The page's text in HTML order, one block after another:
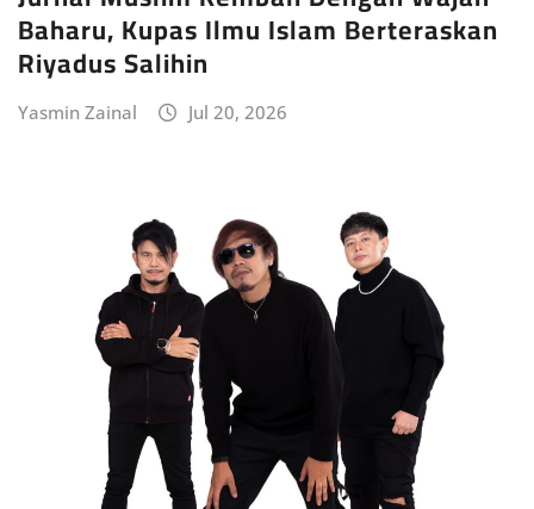
Baharu, Kupas Ilmu Islam Berteraskan
Riyadus Salihin
Yasmin Zainal Jul 20, 2026